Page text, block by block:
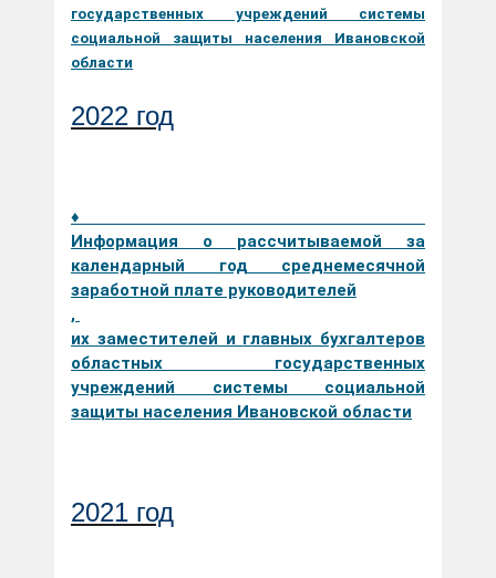
государственных учреждений системы
социальной защиты населения Ивановской
области
2022 год
♦
Информация о рассчитываемой за
календарный год среднемесячной
заработной плате руководителей
,
их заместителей и главных бухгалтеров
областных государственных
учреждений системы социальной
защиты населения Ивановской области
2021 год